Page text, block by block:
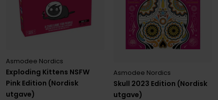
Exploding Kittens NSFW
Pink Edition (Nordisk
utgave)
Asmodee Nordics
Skull 2023 Edition (Nordisk
utgave)
Asmodee Nordics